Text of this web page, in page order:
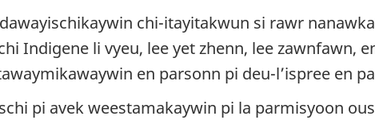
chi-itayitakwun si rawr
Indigene li vyeu, lee yet zhenn, lee zawnfawn,
en parsonn pi deu-l’ispree en
pi avek weestamakaywin pi la parmisyoon